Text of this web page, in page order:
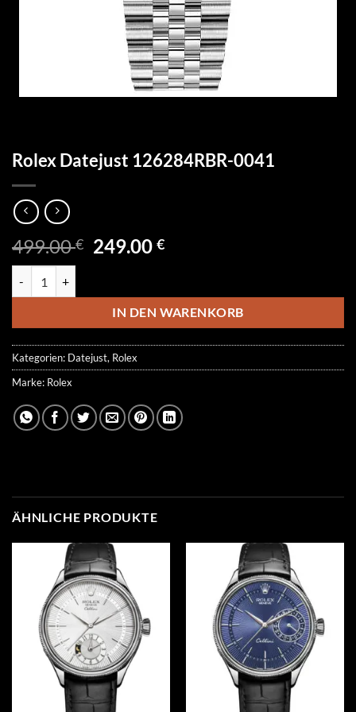
Rolex Datejust 126284RBR-0041
499.00€ Ursprünglicher
499.00 €
249.00€Aktueller
249.00 €.
IN DEN WARENKORB
Kategorien: Datejust, Rolex
Marke: Rolex
ÄHNLICHE PRODUKTE